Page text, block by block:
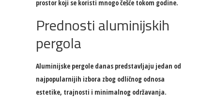
prostor koji se koristi mnogo češće tokom godine.
Prednosti aluminijskih
pergola
Aluminijske pergole danas predstavljaju jedan od
najpopularnijih izbora zbog odličnog odnosa
estetike, trajnosti i minimalnog održavanja.